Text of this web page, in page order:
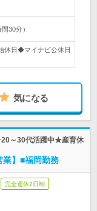
30分）
日◆マイナビ公休日
気になる
～30代活躍中★産育休
業】■福岡勤務
完全週休2日制